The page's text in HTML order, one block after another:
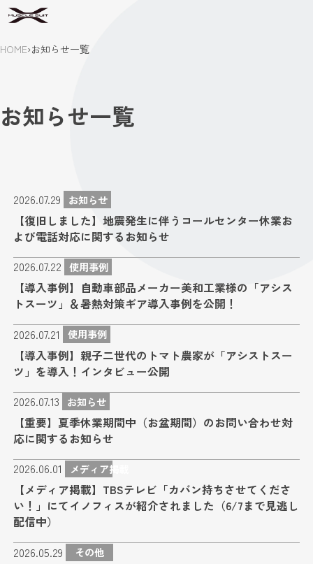
HOME›お知らせ一覧
お知らせ一覧
2026.07.29 お知らせ
【復旧しました】地震発生に伴うコールセンター休業お
よび電話対応に関するお知らせ
2026.07.22 使用事例
【導入事例】自動車部品メーカー美和工業様の「アシス
トスーツ」＆暑熱対策ギア導入事例を公開！
2026.07.21 使用事例
【導入事例】親子二世代のトマト農家が「アシストスー
ツ」を導入！インタビュー公開
2026.07.13 お知らせ
【重要】夏季休業期間中（お盆期間）のお問い合わせ対
応に関するお知らせ
2026.06.01 メディア掲載
【メディア掲載】TBSテレビ「カバン持ちさせてくださ
い！」にてイノフィスが紹介されました（6/7まで見逃し
配信中）
2026.05.29 その他